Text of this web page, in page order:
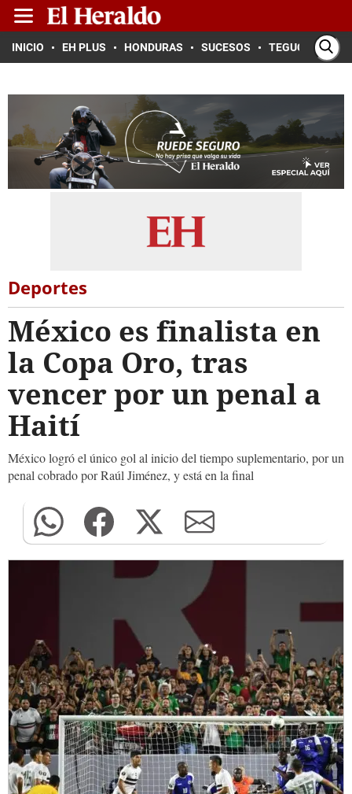
INICIO EH PLUS HONDURAS SUCESOS TEGUCIGALPA
Deportes
México es finalista en
la Copa Oro, tras
vencer por un penal a
Haití
México logró el único gol al inicio del tiempo suplementario, por un
penal cobrado por Raúl Jiménez, y está en la final